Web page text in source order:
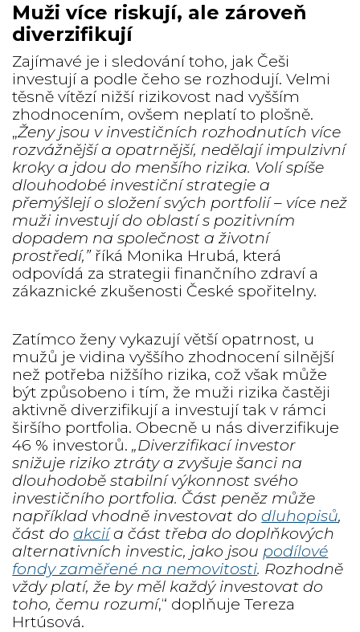
Muži více riskují, ale zároveň
diverzifikují
Zajímavé je i sledování toho, jak Češi
investují a podle čeho se rozhodují. Velmi
těsně vítězí nižší rizikovost nad vyšším
zhodnocením, ovšem neplatí to plošně.
„Ženy jsou v investičních rozhodnutích více
rozvážnější a opatrnější, nedělají impulzivní
kroky a jdou do menšího rizika. Volí spíše
dlouhodobé investiční strategie a
přemýšlejí o složení svých portfolií – více než
muži investují do oblastí s pozitivním
dopadem na společnost a životní
prostředí,”říká Monika Hrubá, která
odpovídá za strategii finančního zdraví a
zákaznické zkušenosti České spořitelny.
Zatímco ženy vykazují větší opatrnost, u
mužů je vidina vyššího zhodnocení silnější
než potřeba nižšího rizika, což však může
být způsobeno i tím, že muži rizika častěji
aktivně diverzifikují a investují tak v rámci
širšího portfolia. Obecně u nás diverzifikuje
46 % investorů.„Diverzifikací investor
snižuje riziko ztráty a zvyšuje šanci na
dlouhodobě stabilní výkonnost svého
investičního portfolia. Část peněz může
například vhodně investovat dodluhopisů,
část doakciía část třeba do doplňkových
alternativních investic, jako jsou podílové
fondy zaměřené na nemovitosti. Rozhodně
vždy platí, že by měl každý investovat do
toho, čemu rozumí,“ doplňuje Tereza
Hrtúsová.